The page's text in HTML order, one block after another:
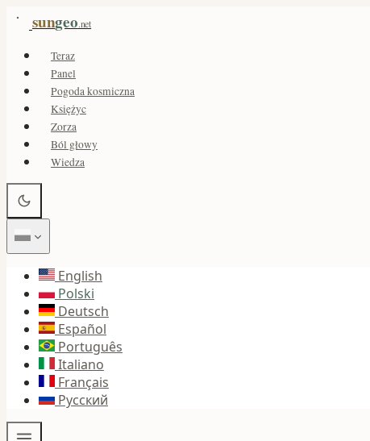
sungeo.net
Teraz
Panel
Pogoda kosmiczna
Księżyc
Zorza
Ból głowy
Wiedza
English
Polski
Deutsch
Español
Português
Italiano
Français
Русский